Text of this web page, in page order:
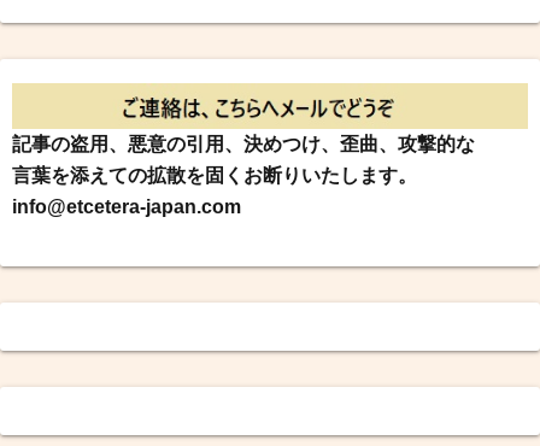
記事の盗用、悪意の引用、決めつけ、歪曲、攻撃的な
言葉を添えての拡散を固くお断りいたします。
info@etcetera-japan.com